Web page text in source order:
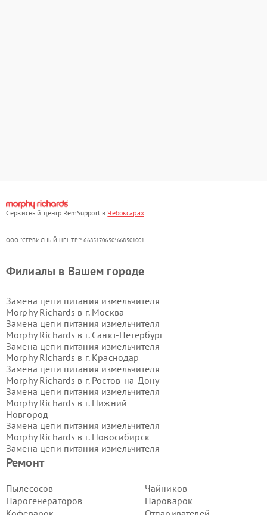
Сервисный центр RemSupport в Чебоксарах
ООО "СЕРВИСНЫЙ ЦЕНТР"* 6685170650*668501001
Ремонт
Пылесосов
Парогенераторов
Чайников
Пароварок
Филиалы в Вашем городе
Замена цепи питания измельчителя
Morphy Richards в г. Москва
Замена цепи питания измельчителя
Morphy Richards в г. Санкт-Петербург
Замена цепи питания измельчителя
Morphy Richards в г. Краснодар
Замена цепи питания измельчителя
Morphy Richards в г. Ростов-на-Дону
Замена цепи питания измельчителя
Morphy Richards в г. Нижний
Новгород
Замена цепи питания измельчителя
Morphy Richards в г. Новосибирск
Замена цепи питания измельчителя
Morphy Richards в г.
Замена цепи питания измельчителя
Замена цепи питания измельчителя
Morphy Richards в г.